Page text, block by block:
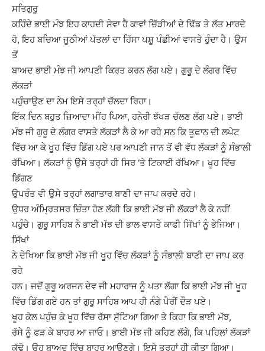
ਸਤਿਗੁਰੂ
ਕਹਿੰਦੇ ਭਾਈ ਮੰਝ ਇਹ ਕਾਹਦੀ ਸੇਵਾ ਹੈ ਕਾਵਾਂ ਚਿੱੜੀਆਂ ਦੇ ਢਿੱਡ ਤੇ ਲੱਤ ਮਾਰਦੇ
ਹੋ, ਇਹ ਬਚਿਆ ਜੂਠੀਆਂ ਪੱਤਲਾਂ ਦਾ ਹਿੱਸਾ ਪਸ਼ੂ ਪੰਛੀਆਂ ਵਾਸਤੇ ਹੁੰਦਾ ਹੈ। ਉਸ
ਤੋਂ
ਬਾਅਦ ਭਾਈ ਮੰਝ ਜੀ ਆਪਣੀ ਕਿਰਤ ਕਰਨ ਲੱਗ ਪਏ। ਗੁਰੂ ਦੇ ਲੰਗਰ ਵਿੱਚ
ਲੱਕੜਾਂ
ਪਹੁੰਚਾਉਣ ਦਾ ਨੇਮ ਇਸੇ ਤਰ੍ਹਾਂ ਚੱਲਦਾ ਰਿਹਾ।
ਇੱਕ ਦਿਨ ਬਹੁਤ ਜ਼ਿਆਦਾ ਮੀਂਹ ਪਿਆ, ਹਨੇਰੀ ਝੱਖੜ ਚੱਲਣ ਲੱਗ ਪਏ। ਭਾਈ
ਮੰਝ ਜੀ ਗੁਰੂ ਦੇ ਲੰਗਰ ਵਾਸਤੇ ਲੱਕੜਾਂ ਲੈ ਕੇ ਆ ਰਹੇ ਸਨ ਕਿ ਤੂਫ਼ਾਨ ਦੀ ਲਪੇਟ
ਵਿੱਚ ਆ ਕੇ ਖੂਹ ਵਿੱਚ ਡਿੱਗ ਪਏ ਪਰ ਆਪਣੀ ਜਾਨ ਤੋਂ ਵੀ ਵੱਧ ਲੱਕੜਾਂ ਨੂੰ ਸੰਭਾਲੀ
ਰੱਖਿਆ। ਲੱਕੜਾਂ ਨੂੰ ਉਸੇ ਤਰ੍ਹਾਂ ਹੀ ਸਿਰ ‘ਤੇ ਟਿਕਾਈ ਰੱਖਿਆ। ਖੂਹ ਵਿੱਚ
ਡਿੱਗਣ
ਉਪਰੰਤ ਵੀ ਉਸੇ ਤਰ੍ਹਾਂ ਲਗਾਤਾਰ ਬਾਣੀ ਦਾ ਜਾਪ ਕਰਦੇ ਰਹੇ।
ਉਧਰ ਅੰਮ੍ਰਿਤਸਰ ਚਿੰਤਾ ਹੋਣ ਲੱਗੀ ਕਿ ਭਾਈ ਮੱਝ ਜੀ ਲੱਕੜਾਂ ਲੈ ਕੇ ਨਹੀਂ
ਪਹੁੰਚੇ। ਗੁਰੂ ਸਾਹਿਬ ਨੇ ਭਾਈ ਮੱਝ ਦੀ ਭਾਲ ਵਾਸਤੇ ਕਾਫੀ ਸਿੱਖਾਂ ਨੂੰ ਭੇਜਿਆ।
ਸਿੱਖਾਂ
ਨੇ ਦੇਖਿਆ ਕਿ ਭਾਈ ਮੱਝ ਜੀ ਖੂਹ ਵਿੱਚ ਲੱਕੜਾਂ ਨੂੰ ਸੰਭਾਲੀ ਬਾਣੀ ਦਾ ਜਾਪ ਕਰ
ਰਹੇ
ਹਨ। ਜਦੋਂ ਗੁਰੂ ਅਰਜਨ ਦੇਵ ਜੀ ਮਹਾਰਾਜ ਨੂੰ ਪਤਾ ਲੱਗਾ ਕਿ ਭਾਈ ਮੱਝ ਜੀ ਖੂਹ
ਵਿੱਚ ਡਿੱਗ ਗਏ ਹਨ ਤਾਂ ਗੁਰੂ ਸਾਹਿਬ ਆਪ ਹੀ ਨੰਗੇ ਪੈਰੀਂ ਦੌੜ ਪਏ।
ਖੂਹ ਕੋਲ ਪਹੁੰਚ ਕੇ ਖੂਹ ਵਿੱਚ ਰੱਸਾ ਸੁੱਟਿਆ ਗਿਆ ਤੇ ਕਿਹਾ ਕਿ ਭਾਈ ਮੱਝ,
ਰੱਸੇ ਨੂੰ ਫੜ ਕੇ ਬਾਹਰ ਆ ਜਾਓ। ਭਾਈ ਮੱਝ ਜੀ ਕਹਿਣ ਲੱਗੇ, ਕਿ ਪਹਿਲਾਂ ਲੱਕੜਾਂ
ਕੱਢੋ। ਉਹ ਬਾਅਦ ਵਿੱਚ ਬਾਹਰ ਆਉਣਗੇ। ਇਸੇ ਤਰ੍ਹਾਂ ਹੀ ਕੀਤਾ ਗਿਆ।